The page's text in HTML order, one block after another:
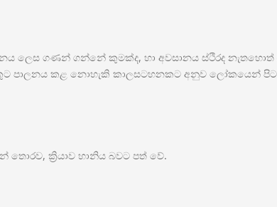
ලෙස ගණන් ගන්නේ කුමක්ද, හා අවසානය ස්ථිරද
පාලනය කළ නොහැකි කාලසටහනකට අනුව ලෝකයෙන්
තොරව, ක්‍රියාව හානිය බවට පත් වේ.